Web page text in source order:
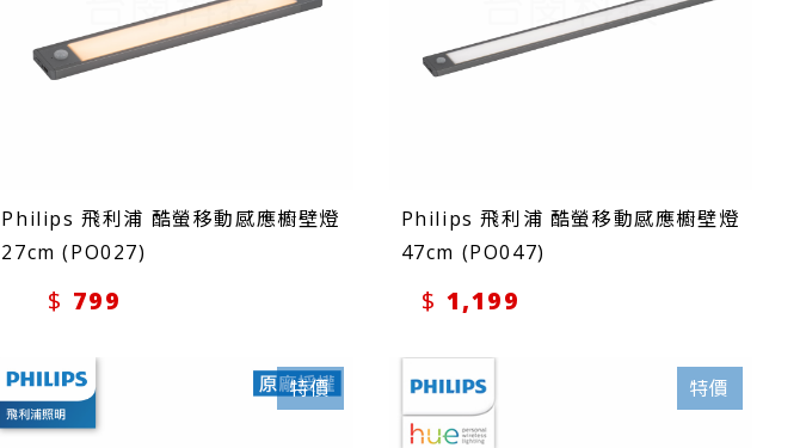
Philips 飛利浦 酷螢移動感應櫥壁燈
27cm (PO027)
799
Philips 飛利浦 酷螢移動感應櫥壁燈
47cm (PO047)
1,199
特價 特價